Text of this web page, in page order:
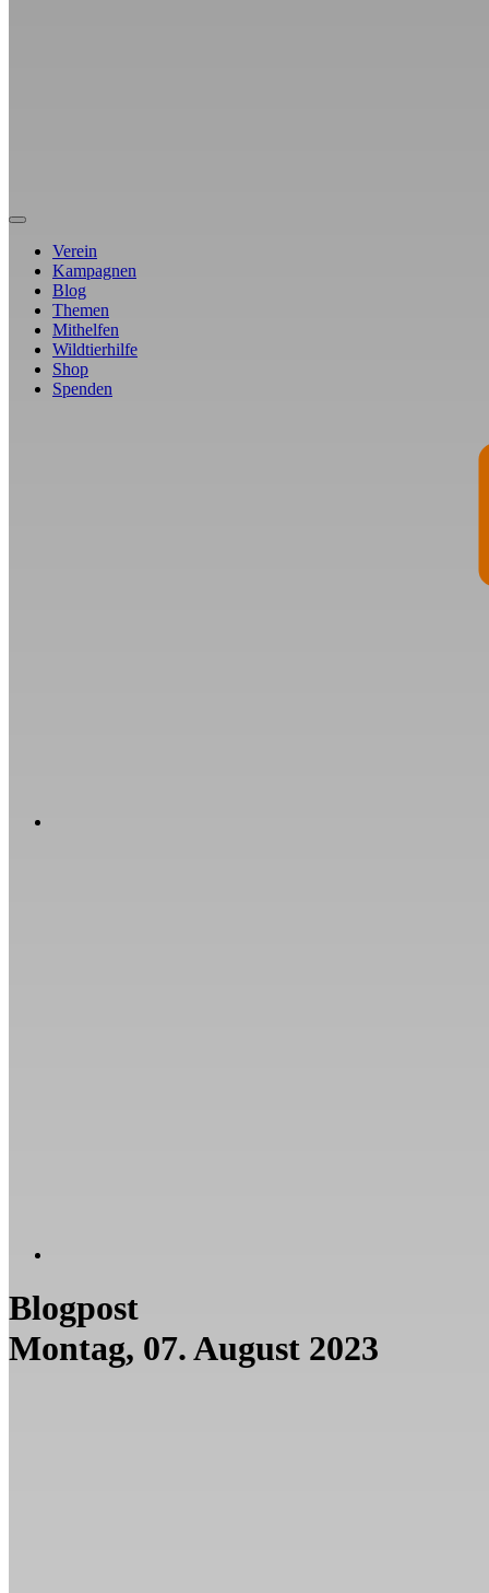
Verein
Kampagnen
Blog
Themen
Mithelfen
Wildtierhilfe
Shop
Spenden
Blogpost
Montag, 07. August 2023